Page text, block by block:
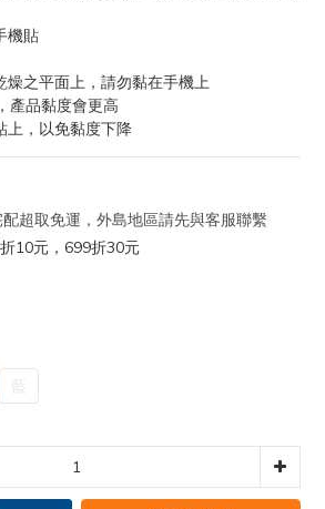
機貼
燥之平面上，請勿黏在手機上
產品黏度會更高
上，以免黏度下降
超取免運，外島地區請先與客服聯繫
10元，699折30元
藍